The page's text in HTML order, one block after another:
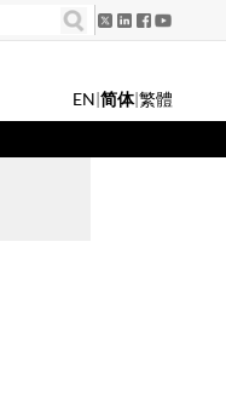
EN|简体|繁體